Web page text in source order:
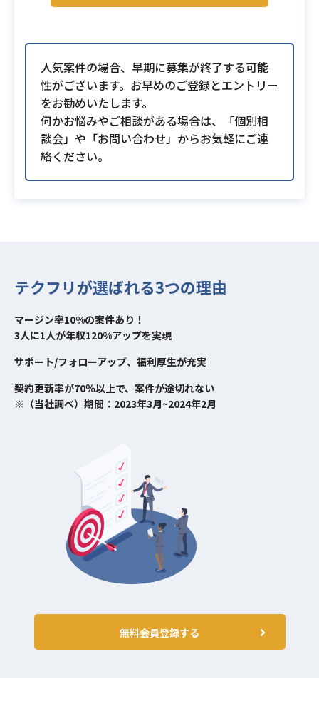
人気案件の場合、早期に募集が終了する可能
性がございます。お早めのご登録とエントリー
をお勧めいたします。
何かお悩みやご相談がある場合は、「個別相
談会」や「お問い合わせ」からお気軽にご連
絡ください。
テクフリが選ばれる3つの理由
マージン率10%の案件あり！
3人に1人が年収120%アップを実現
サポート/フォローアップ、福利厚生が充実
契約更新率が70％以上で、案件が途切れない
※（当社調べ）期間：2023年3月~2024年2月
無料会員登録する